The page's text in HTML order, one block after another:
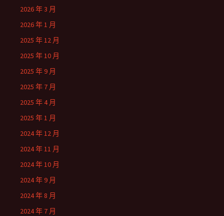
2026 年 3 月
2026 年 1 月
2025 年 12 月
2025 年 10 月
2025 年 9 月
2025 年 7 月
2025 年 4 月
2025 年 1 月
2024 年 12 月
2024 年 11 月
2024 年 10 月
2024 年 9 月
2024 年 8 月
2024 年 7 月